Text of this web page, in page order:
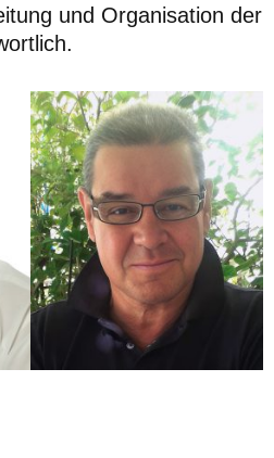
und Organisation der